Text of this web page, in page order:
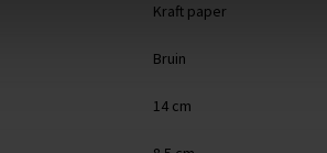
Kraft paper
Bruin
14 cm